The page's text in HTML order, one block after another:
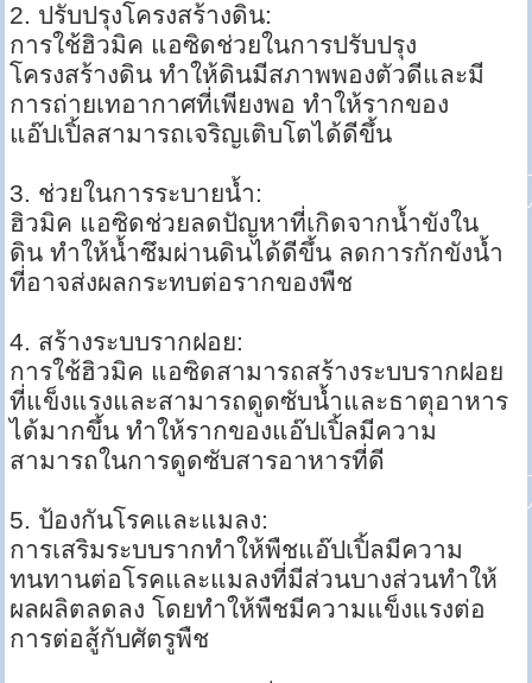
2. ปรับปรุงโครงสร้างดิน:
การใช้ฮิวมิค แอซิดช่วยในการปรับปรุง
โครงสร้างดิน ทำให้ดินมีสภาพพองตัวดีและมี
การถ่ายเทอากาศที่เพียงพอ ทำให้รากของ
แอ๊ปเปิ้ลสามารถเจริญเติบโตได้ดีขึ้น
3. ช่วยในการระบายน้ำ:
ฮิวมิค แอซิดช่วยลดปัญหาที่เกิดจากน้ำขังใน
ดิน ทำให้น้ำซึมผ่านดินได้ดีขึ้น ลดการกักขังน้ำ
ที่อาจส่งผลกระทบต่อรากของพืช
4. สร้างระบบรากฝอย:
การใช้ฮิวมิค แอซิดสามารถสร้างระบบรากฝอย
ที่แข็งแรงและสามารถดูดซับน้ำและธาตุอาหาร
ได้มากขึ้น ทำให้รากของแอ๊ปเปิ้ลมีความ
สามารถในการดูดซับสารอาหารที่ดี
5. ป้องกันโรคและแมลง:
การเสริมระบบรากทำให้พืชแอ๊ปเปิ้ลมีความ
ทนทานต่อโรคและแมลงที่มีส่วนบางส่วนทำให้
ผลผลิตลดลง โดยทำให้พืชมีความแข็งแรงต่อ
การต่อสู้กับศัตรูพืช